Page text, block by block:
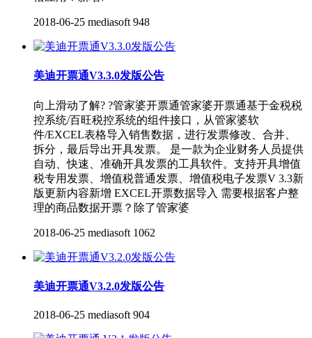
2018-06-25 mediasoft 948
美迪开票通V3.3.0发版公告
向上滑动了解? ?管家婆开票通管家婆开票通基于金税税
控系统/百旺税控系统的组件接口，从管家婆软
件/EXCEL表格导入销售数据，进行发票修改、合并、
拆分，最后导出开具发票。 是一款为企业财务人员提供
自动、快速、准确开具发票的工具软件。支持开具增值
税专用发票、增值税普通发票、增值税电子发票V 3.3新
版更新内容新增 EXCEL开票数据导入 需要根据客户整
理的商品数据开票？除了管家婆
2018-06-25 mediasoft 1062
美迪开票通V3.2.0发版公告
2018-06-25 mediasoft 904